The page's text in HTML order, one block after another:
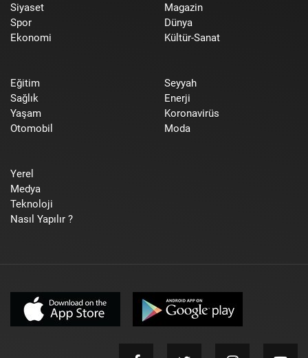
Siyaset
Spor
Ekonomi
Magazin
Dünya
Kültür-Sanat
Eğitim
Sağlık
Yaşam
Otomobil
Seyyah
Enerji
Koronavirüs
Moda
Yerel
Medya
Teknoloji
Nasıl Yapılır ?